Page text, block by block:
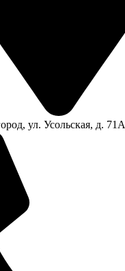
ул. Усольская, д. 71А